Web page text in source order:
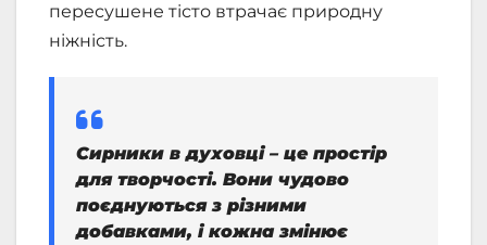
пересушене тісто втрачає природну
ніжність.
Сирники в духовці – це простір
для творчості. Вони чудово
поєднуються з різними
добавками, і кожна змінює